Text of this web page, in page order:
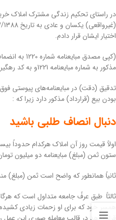
در راستای تحکیم زندگی مشترک املاک
اختیار ایشان قرار دادم.
(کپی مصدق
مذکور به شماره مبایعنامه 1221و به کد رهگیری 10516 بپیوست تقدیم حضور است)
تدقیق (دقت) در مبایعنامه‌های پیوستی
بودن بیع (قرارداد) مذکور دارد زیرا که :
دنبال انصاف طلبی باشید
اولاً قیمت روز آن املاک هرکدام حدوداً
ستون ثمن (مبلغ) مبایعنامه دو میلیون
ثانیاً همانطور که واضح است ثمن (مبلغ)
ثالثاً طبق عرفً جامعه متداول است که
همسر خود که براى او زحمات زيادى